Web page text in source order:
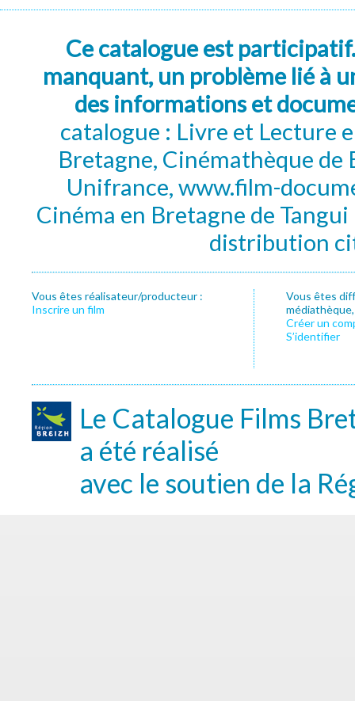
Ce catalogue est
manquant, un problème lié à
des informations et
catalogue : Livre et Lecture
Bretagne, Cinémathèque de
Unifrance, www.film-
Cinéma en Bretagne de
distribution
Vous êtes réalisateur/producteur :
Inscrire un film
Vous êtes
Créer un
S’identifier
Le Catalogue Films
a été réalisé
avec le soutien de la